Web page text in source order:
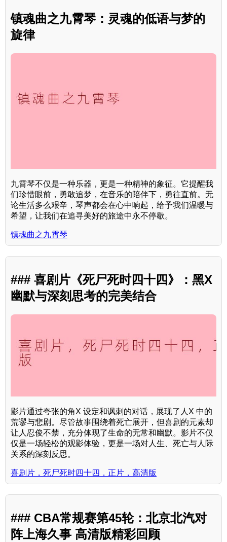
镇魂曲之九霄琴：灵魂的低语与梦的
旋律
九霄琴不仅是一种乐器，更是一种精神的象征。它提醒我
们珍惜眼前，勇敢追梦，在音乐的陪伴下，勇往直前。无
论生活多么艰辛，琴声都会在心中响起，给予我们温暖与
希望，让我们在追寻美好的旅途中永不停歇。
镇魂曲之九霄琴
### 喜剧片《死尸死时四十四》：黑X
幽默与深刻思考的完美结合
影片通过夸张的角X 设定和讽刺的对话，展现了人X 中的
荒谬与悲剧。尽管故事围绕着死亡展开，但喜剧的元素却
让人忍俊不禁，充分体现了生命的无常和幽默。影片不仅
仅是一场轻松的观影体验，更是一场对人生、死亡与人际
关系的深刻反思。
喜剧片，死尸死时四十四，正片，高清版
### CBA常规赛第45轮：北京北汽对
阵上海久事 高清版精彩回顾